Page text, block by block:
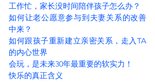
工作忙，家长没时间陪伴孩子怎么办？
如何让老公愿意参与到夫妻关系的改善
中来？
如何跟孩子重新建立亲密关系，走入TA
的内心世界
会玩，是未来30年最重要的软实力！
快乐的真正含义